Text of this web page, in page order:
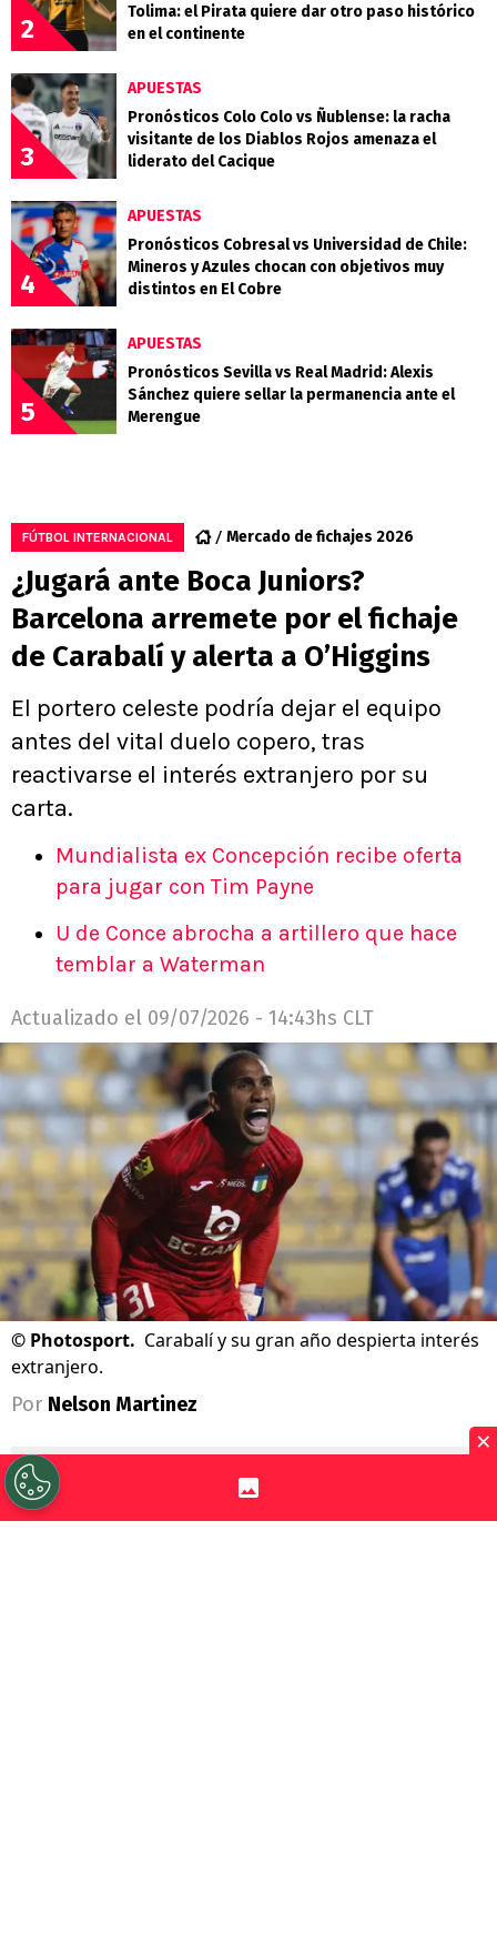
2
Tolima: el Pirata quiere dar otro paso histórico
en el continente
3
APUESTAS
Pronósticos Colo Colo vs Ñublense: la racha
visitante de los Diablos Rojos amenaza el
liderato del Cacique
4
APUESTAS
Pronósticos Cobresal vs Universidad de Chile:
Mineros y Azules chocan con objetivos muy
distintos en El Cobre
5
APUESTAS
Pronósticos Sevilla vs Real Madrid: Alexis
Sánchez quiere sellar la permanencia ante el
Merengue
FÚTBOL INTERNACIONAL Mercado de fichajes 2026
¿Jugará ante Boca Juniors?
Barcelona arremete por el fichaje
de Carabalí y alerta a O’Higgins
El portero celeste podría dejar el equipo
antes del vital duelo copero, tras
reactivarse el interés extranjero por su
carta.
Mundialista ex Concepción recibe oferta
para jugar con Tim Payne
U de Conce abrocha a artillero que hace
temblar a Waterman
Actualizado el 09/07/2026 - 14:43hs CLT
© Photosport. Carabalí y su gran año despierta interés
extranjero.
Por Nelson Martinez
×